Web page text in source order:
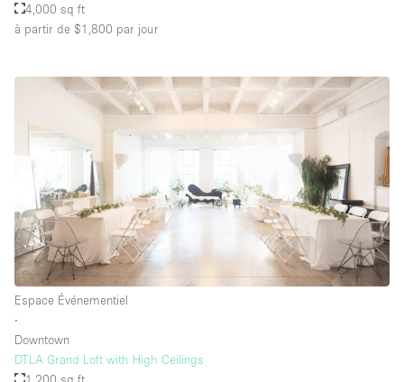
4,000 sq ft
à partir de $1,800 par jour
Espace Événementiel
∙
Downtown
DTLA Grand Loft with High Ceilings
1,200 sq ft